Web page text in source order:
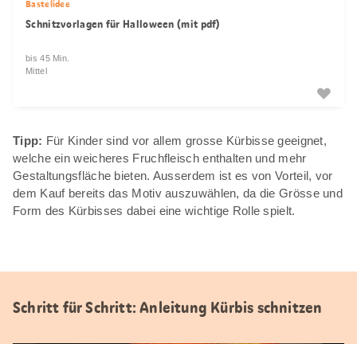
Bastelidee
Schnitzvorlagen für Halloween (mit pdf)
bis 45 Min.
Mittel
Tipp: Für Kinder sind vor allem grosse Kürbisse geeignet,
welche ein weicheres Fruchfleisch enthalten und mehr
Gestaltungsfläche bieten. Ausserdem ist es von Vorteil, vor
dem Kauf bereits das Motiv auszuwählen, da die Grösse und
Form des Kürbisses dabei eine wichtige Rolle spielt.
Schritt für Schritt: Anleitung Kürbis schnitzen